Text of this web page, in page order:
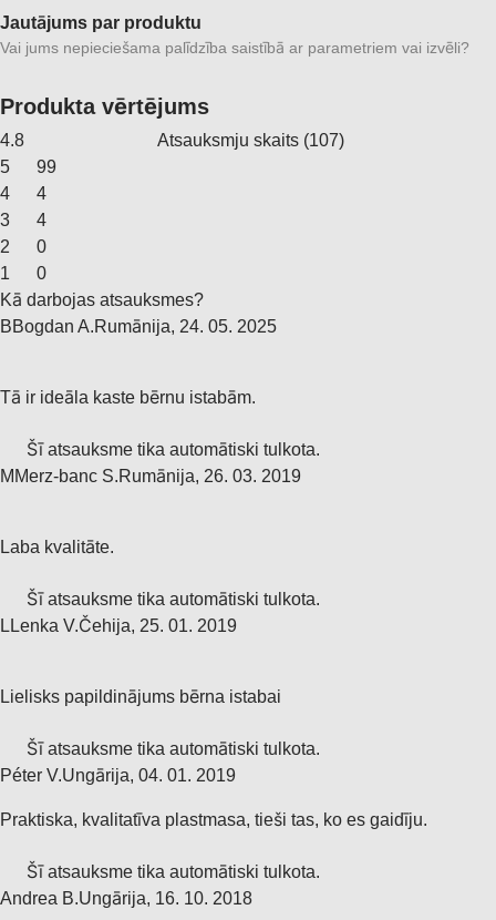
Jautājums par produktu
Vai jums nepieciešama palīdzība saistībā ar parametriem vai izvēli?
Produkta vērtējums
4.8 Atsauksmju skaits (107)
5
99
4
4
3
4
2
0
1
0
Kā darbojas atsauksmes?
BBogdan A.Rumānija, 24. 05. 2025
Tā ir ideāla kaste bērnu istabām.
Šī atsauksme tika automātiski tulkota.
M Merz-banc S.Rumānija, 26. 03. 2019
Laba kvalitāte.
Šī atsauksme tika automātiski tulkota.
L Lenka V.Čehija, 25. 01. 2019
Lielisks papildinājums bērna istabai
Šī atsauksme tika automātiski tulkota.
Péter V.Ungārija, 04. 01. 2019
Praktiska, kvalitatīva plastmasa, tieši tas, ko es gaidīju.
Šī atsauksme tika automātiski tulkota.
Andrea B.Ungārija, 16. 10. 2018